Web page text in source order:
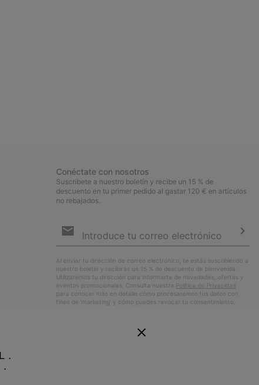
Conéctate con nosotros
Suscríbete a nuestro boletín y recibe un 15 % de
descuento en tu primer pedido al gastar 120 € en artículos
no rebajados.
de
Al enviar tu dirección de correo electrónico, te estás suscribiendo a
nuestro boletín y recibirás un 15 % de descuento de bienvenida.
Utilizaremos tu dirección para informarte de novedades, ofertas y
eventos promocionales. Consulta nuestra Política de Privacidad
para conocer más en detalle cómo procesaremos tus datos con
fines de ’marketing’ y cómo puedes revocar tu consentimiento.